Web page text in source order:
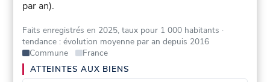
par an).
Faits enregistrés en 2025, taux pour 1 000 habitants ·
tendance : évolution moyenne par an depuis 2016
Commune
France
ATTEINTES AUX BIENS